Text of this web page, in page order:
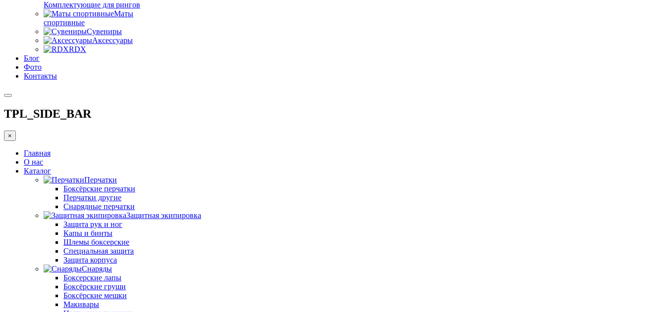
Комплектующие для рингов
Маты
спортивные
Сувениры
Аксессуары
RDX
Блог
Фото
Контакты
TPL_SIDE_BAR
×
Главная
О нас
Каталог
Перчатки
Боксёрские перчатки
Перчатки другие
Снарядные перчатки
Защитная экипировка
Защита рук и ног
Капы и бинты
Шлемы боксерские
Специальная защита
Защита корпуса
Снаряды
Боксерские лапы
Боксёрские груши
Боксёрские мешки
Макивары